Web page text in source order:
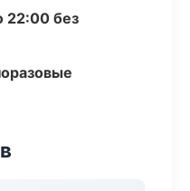
22:00 без